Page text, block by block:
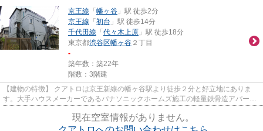
京王線 「幡ヶ谷 」駅 徒歩2分
京王線 「初台 」駅 徒歩14分
千代田線 「代々木上原 」駅 徒歩18分
東京都渋谷区幡ヶ谷 ２丁目
-
築年数：築22年
階数：3階建
【建物の特徴】 クアトロは京王新線の幡ヶ谷駅より徒歩２分と好立地にありま
す。大手ハウスメーカーであるパナソニックホームズ施工の軽量鉄骨造アパート
でございます。 オートロッ...
現在空室情報がありません。